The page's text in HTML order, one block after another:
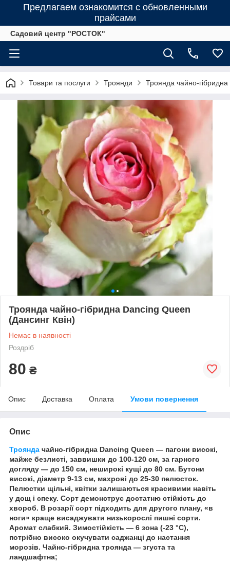
Предлагаем ознакомится с обновленными
прайсами
Садовий центр "РОСТОК"
Товари та послуги Троянди Троянда чайно-
Троянда чайно-гібридна Dancing Queen
(Дансинг Квін)
Немає в наявності
Роздріб
80 ₴
Опис Доставка Оплата Умови повернення
Опис
Троянда чайно-гібридна Dancing Queen — пагони високі,
майже безлисті, заввишки до 100-120 см, за гарного
догляду — до 150 см, неширокі кущі до 80 см. Бутони
високі, діаметр 9-13 см, махрові до 25-30 пелюсток.
Пелюстки щільні, квітки залишаються красивими навіть
у дощ і спеку. Сорт демонструє достатню стійкість до
хвороб. В розарії сорт підходить для другого плану, «в
ноги» краще висаджувати низькорослі пишні сорти.
Аромат слабкий. Зимостійкість — 6 зона (-23 °C),
потрібно високо окучувати саджанці до настання
морозів. Чайно-гібридна троянда — згуста та
ландшафтна;